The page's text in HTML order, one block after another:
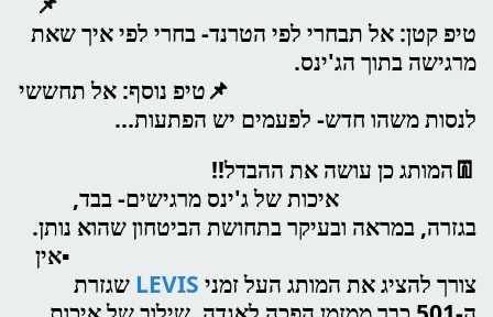
טיפ קטן: אל תבחרי לפי הטרנד- בחרי לפי איך שאת
מרגישה בתוך הג'ינס.
📌טיפ נוסף: אל תחששי
לנסות משהו חדש- לפעמים יש הפתעות...
👖המותג כן עושה את ההבדל!!
איכות של ג'ינס מרגישים- בבד,
בגזרה, במראה ובעיקר בתחושת הביטחון שהוא נותן.
▪️אין
צורך להציג את המותג העל זמני LEVIS שגזרת